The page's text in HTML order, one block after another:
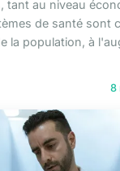
tant au niveau
de santé sont
la population, à
8